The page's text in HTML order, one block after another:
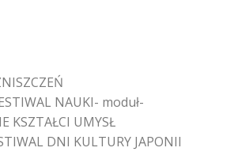
NAUKI- moduł-
KSZTAŁCI UMYSŁ
DNI KULTURY JAPONII